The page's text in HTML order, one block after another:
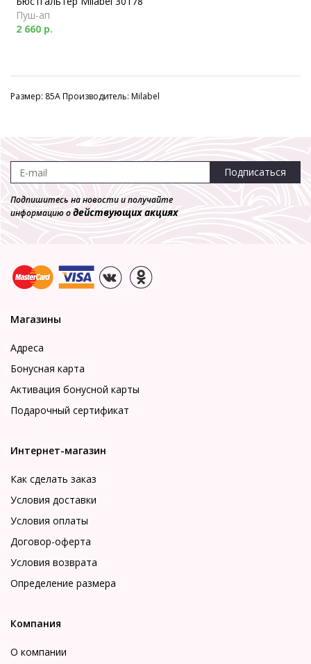
Пуш-ап
2 660 р.
Размер: 85A Производитель: Milabel
Подписаться
Подпишитесь на новости и получайте
информацию одействующих акциях
Магазины
Адреса
Бонусная карта
Активация бонусной карты
Подарочный сертификат
Интернет-магазин
Как сделать заказ
Условия доставки
Условия оплаты
Договор-оферта
Условия возврата
Определение размера
Компания
О компании